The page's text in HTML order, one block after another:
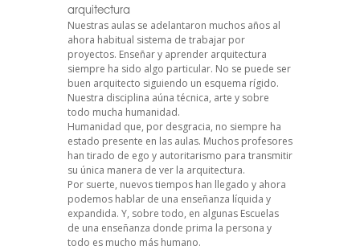
arquitectura
Nuestras aulas se adelantaron muchos años al
ahora habitual sistema de trabajar por
proyectos. Enseñar y aprender arquitectura
siempre ha sido algo particular. No se puede ser
buen arquitecto siguiendo un esquema rígido.
Nuestra disciplina aúna técnica, arte y sobre
todo mucha humanidad.
Humanidad que, por desgracia, no siempre ha
estado presente en las aulas. Muchos profesores
han tirado de ego y autoritarismo para transmitir
su única manera de ver la arquitectura.
Por suerte, nuevos tiempos han llegado y ahora
podemos hablar de una enseñanza líquida y
expandida. Y, sobre todo, en algunas Escuelas
de una enseñanza donde prima la persona y
todo es mucho más humano.